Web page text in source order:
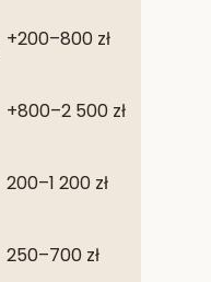
+200–800 zł
+800–2 500 zł
200–1 200 zł
250–700 zł